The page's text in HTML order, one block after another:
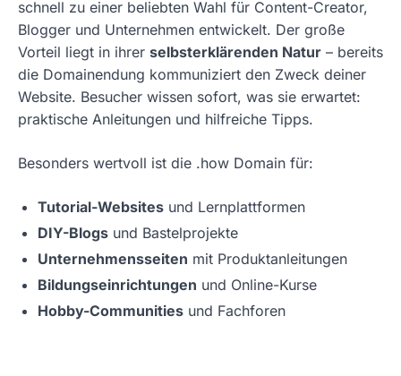
schnell zu einer beliebten Wahl für Content-Creator,
Blogger und Unternehmen entwickelt. Der große
Vorteil liegt in ihrer selbsterklärenden Natur – bereits
die Domainendung kommuniziert den Zweck deiner
Website. Besucher wissen sofort, was sie erwartet:
praktische Anleitungen und hilfreiche Tipps.
Besonders wertvoll ist die .how Domain für:
Tutorial-Websites und Lernplattformen
DIY-Blogs und Bastelprojekte
Unternehmensseiten mit Produktanleitungen
Bildungseinrichtungen und Online-Kurse
Hobby-Communities und Fachforen